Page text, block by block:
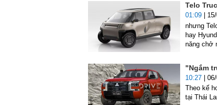
Telo
01:09 |
nhưng
hay
năng chở
"Ngắm
10:27 |
Theo kế
tại Thái